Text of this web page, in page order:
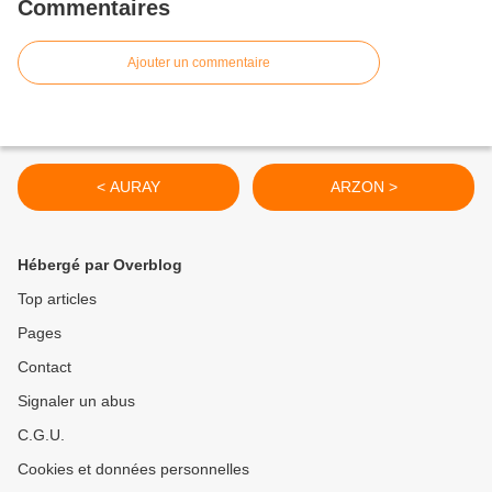
Commentaires
Ajouter un commentaire
< AURAY ARZON >
Hébergé par Overblog
Top articles
Pages
Contact
Signaler un abus
C.G.U.
Cookies et données personnelles